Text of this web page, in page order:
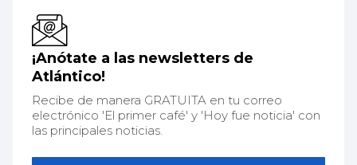
¡Anótate a las newsletters de
Atlántico!
Recibe de manera GRATUITA en tu correo
electrónico 'El primer café' y 'Hoy fue noticia' con
las principales noticias.